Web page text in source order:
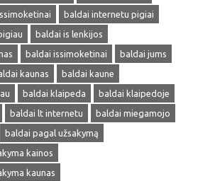
baldai internetu pigiai
baldai is lenkijos
baldai issimoketinai
baldai jums
kaunas
baldai kaune
baldai klaipeda
baldai klaipedoje
baldai lt internetu
baldai miegamojo
baldai pagal užsakymą
kainos
kaunas